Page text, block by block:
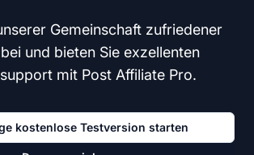
Gemeinschaft zufriedener
und bieten Sie exzellenten
mit Post Affiliate Pro.
kostenlose Testversion starten